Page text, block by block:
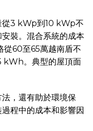
從3 kWp到10 kWp不
裝。混合系統的成本
60至65萬越南盾不
kWh。典型的屋頂面
，還有助於環境保
程中的成本和影響因